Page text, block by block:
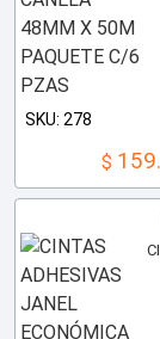
SKU: 278
$